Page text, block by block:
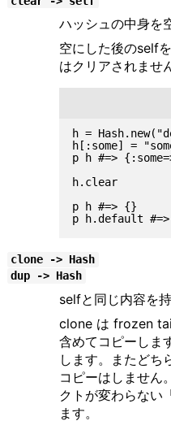
ハッシュの中身を
空にした後のself
はクリアされませ
h =
h[:some] =
p h #=>
h.clear
p h #=> {}
clone -> Hash
dup -> Hash
selfと同じ内容を
clone は frozen
含めてコピーしま
します。またどち
コピーはしません
クトが変わらない
ます。